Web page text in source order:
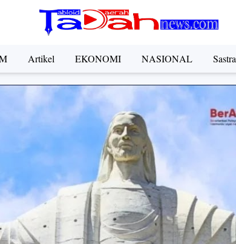
Artikel EKONOMI NASIONAL Sastra